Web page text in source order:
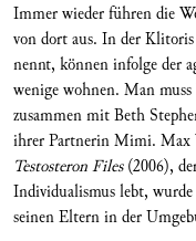
Immer wieder führen die
von dort aus. In der
nennt, können infolge der
wenige wohnen. Man
zusammen mit Beth
ihrer Partnerin Mimi. Max
Testosteron Files(2006),
Individualismus lebt,
seinen Eltern in der